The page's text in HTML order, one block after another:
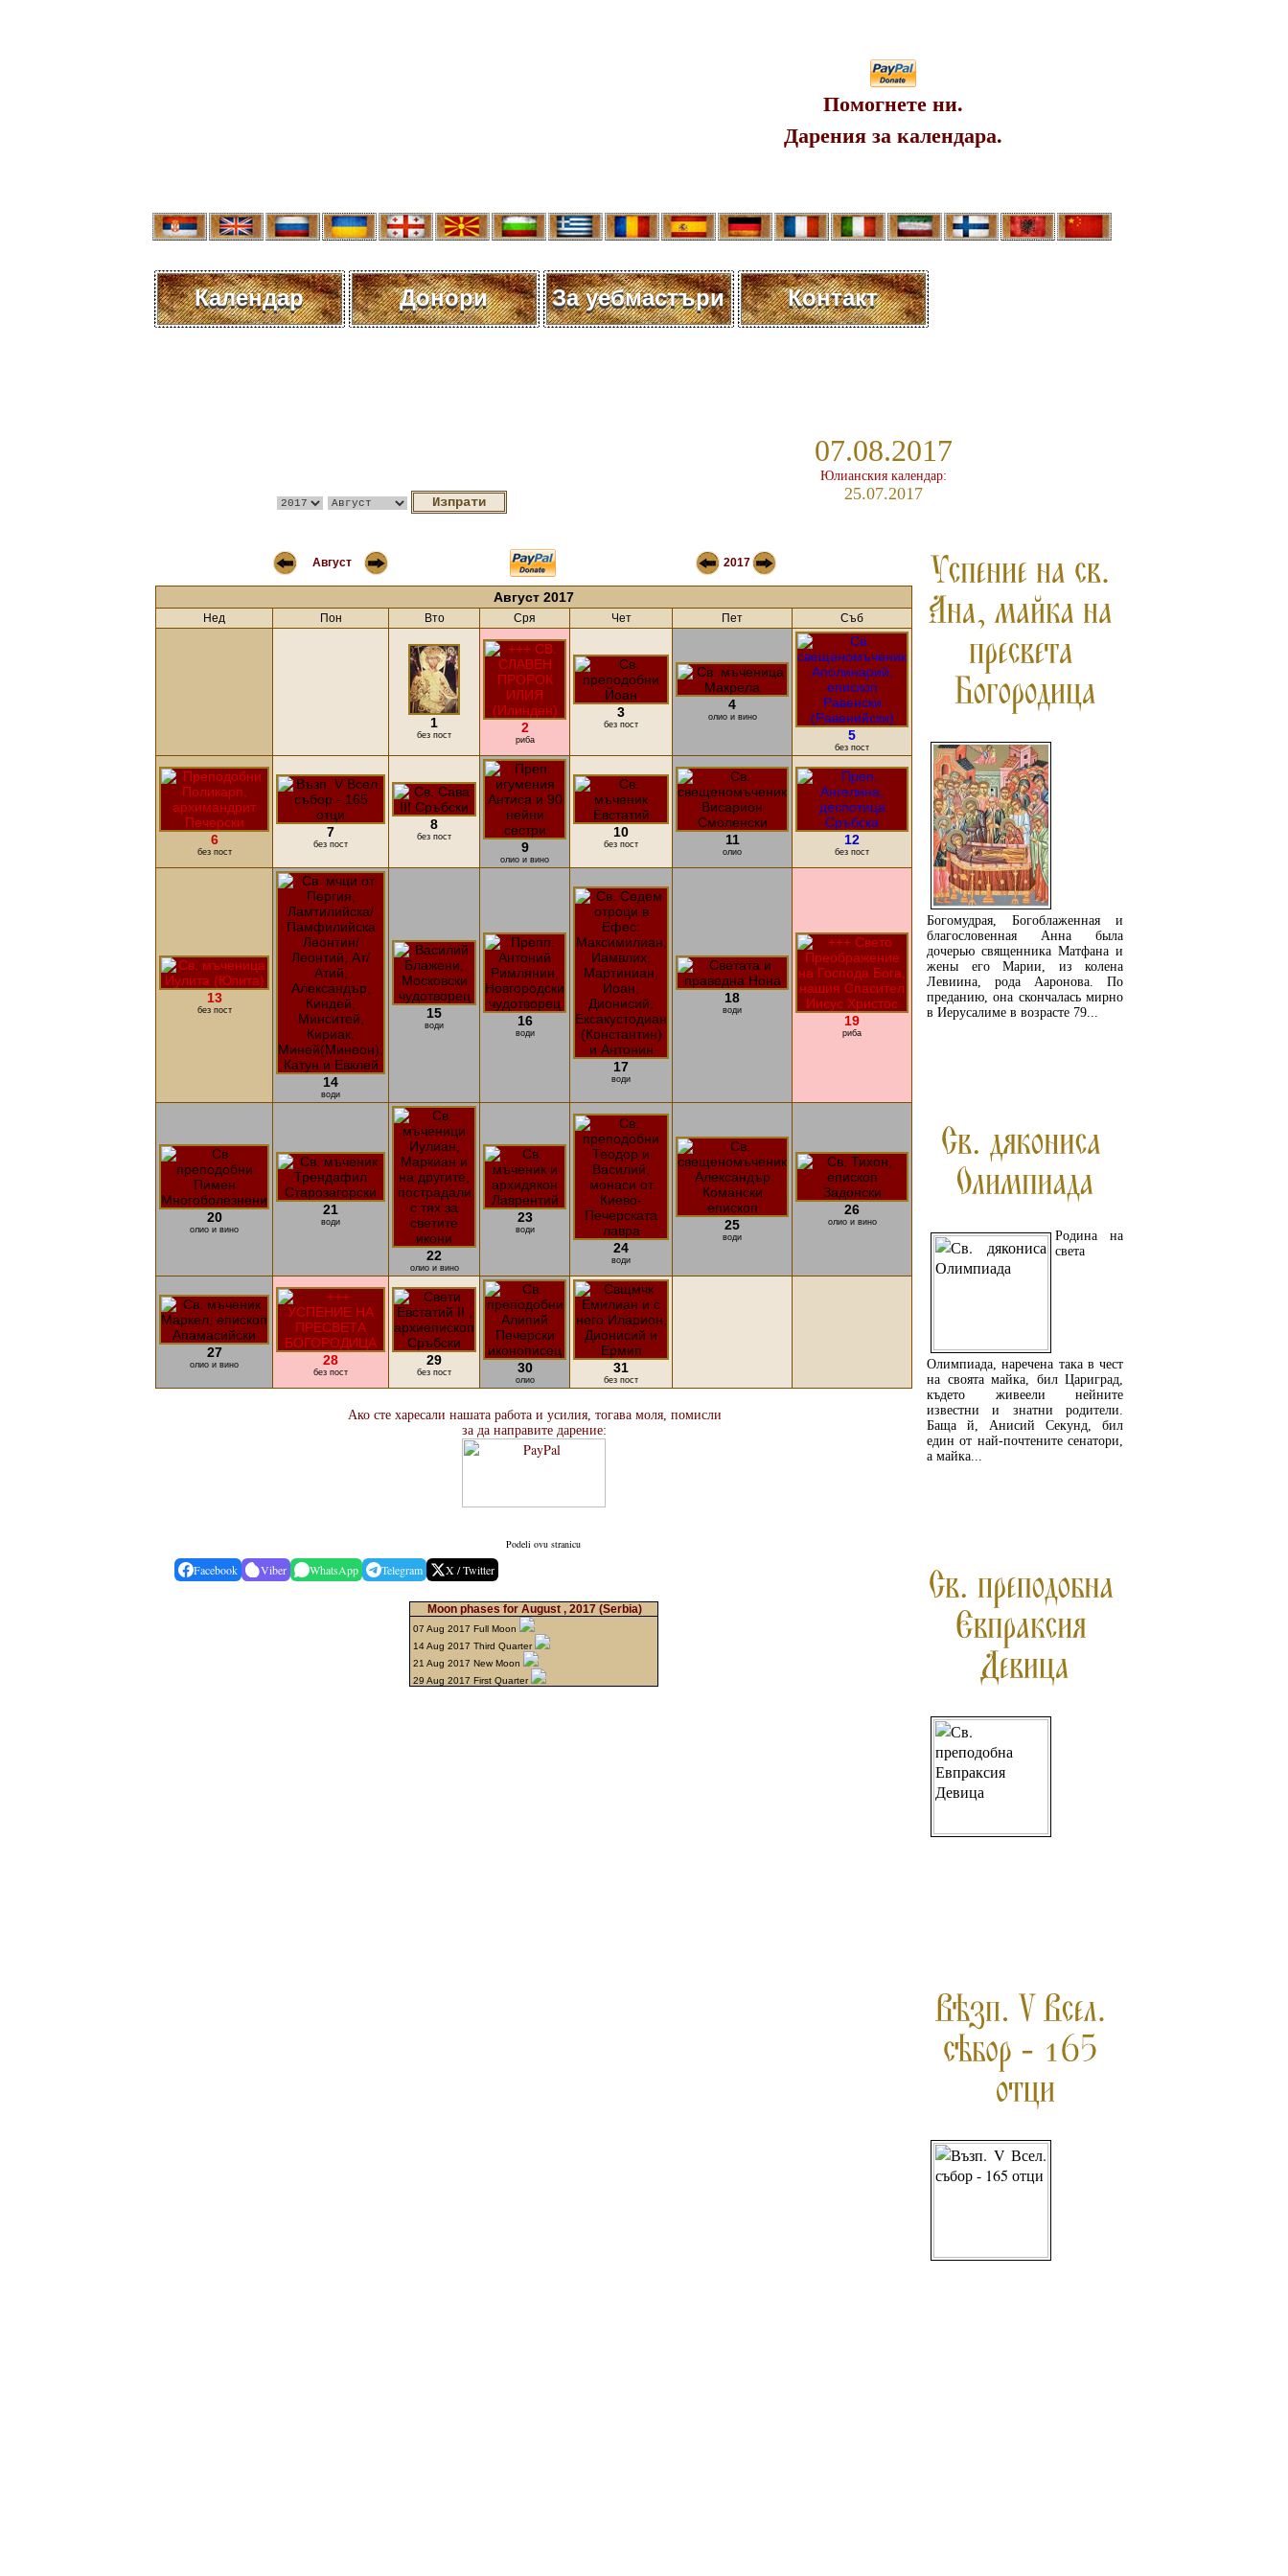
Помогнете ни.
Дарения за календара.
Календар Донори За уебмастъри Контакт
07.08.2017
Юлианския календар:
25.07.2017
Август 2017
Богомудрая, Богоблаженная и
благословенная Анна была
дочерью священника Матфана и
жены его Марии, из колена
Левиина, рода Ааронова. По
преданию, она скончалась мирно
в Иерусалиме в возрасте 79...
Родина на
света
Олимпиада, наречена така в чест
на своята майка, бил Цариград,
където живеели нейните
известни и знатни родители.
Баща й, Анисий Секунд, бил
един от най-почтените сенатори,
а майка...
Август 2017
Нед Пон Вто Сря Чет Пет Съб
1
без пост 2
риба
3
без пост
4
олио и вино
5
без пост
6
без пост
7
без пост
8
без пост
9
олио и вино
10
без пост 11
олио
12
без пост
13
без пост
14
води
15
води 16
води
17
води
18
води
19
риба
20
олио и вино
21
води
22
олио и вино
23
води
24
води
25
води
26
олио и вино
27
олио и вино 28
без пост
29
без пост 30
олио
31
без пост
Ако сте харесали нашата работа и усилия, тогава моля, помисли
за да направите дарение:
Podeli ovu stranicu
Facebook Viber WhatsApp Telegram X / Twitter
Moon phases for August , 2017 (Serbia)
07 Aug 2017 Full Moon
14 Aug 2017 Third Quarter
21 Aug 2017 New Moon
29 Aug 2017 First Quarter